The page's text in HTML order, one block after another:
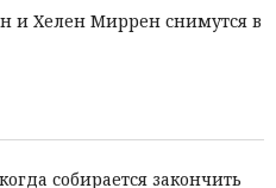
и Хелен Миррен снимутся в
собирается закончить